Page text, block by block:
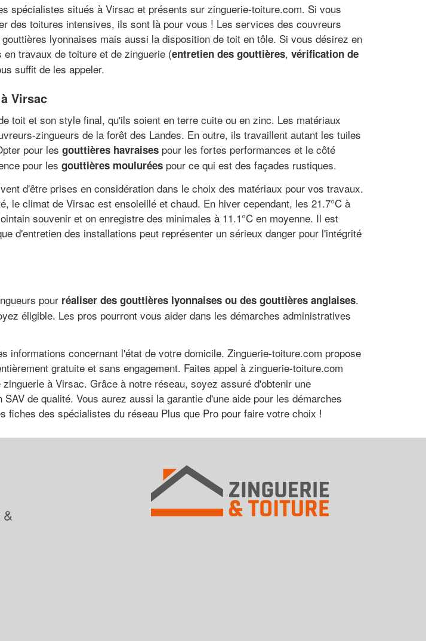
spécialistes situés à Virsac et présents sur zinguerie-toiture.com. Si vous
des toitures intensives, ils sont là pour vous ! Les services des couvreurs
lyonnaises mais aussi la disposition de toit en tôle. Si vous désirez en
travaux de toiture et de zinguerie (entretien des gouttières, vérification de
suffit de les appeler.
Virsac
toit et son style final, qu'ils soient en terre cuite ou en zinc. Les matériaux
zingueurs de la forêt des Landes. En outre, ils travaillent autant les tuiles
pour les gouttières havraises pour les fortes performances et le côté
pour les gouttières moulurées pour ce qui est des façades rustiques.
d'être prises en considération dans le choix des matériaux pour vos travaux.
le climat de Virsac est ensoleillé et chaud. En hiver cependant, les 21.7°C à
souvenir et on enregistre des minimales à 11.1°C en moyenne. Il est
d'entretien des installations peut représenter un sérieux danger pour l'intégrité
pour réaliser des gouttières lyonnaises ou des gouttières anglaises.
éligible. Les pros pourront vous aider dans les démarches administratives
concernant l'état de votre domicile. Zinguerie-toiture.com propose
gratuite et sans engagement. Faites appel à zinguerie-toiture.com
à Virsac. Grâce à notre réseau, soyez assuré d'obtenir une
de qualité. Vous aurez aussi la garantie d'une aide pour les démarches
des spécialistes du réseau Plus que Pro pour faire votre choix !